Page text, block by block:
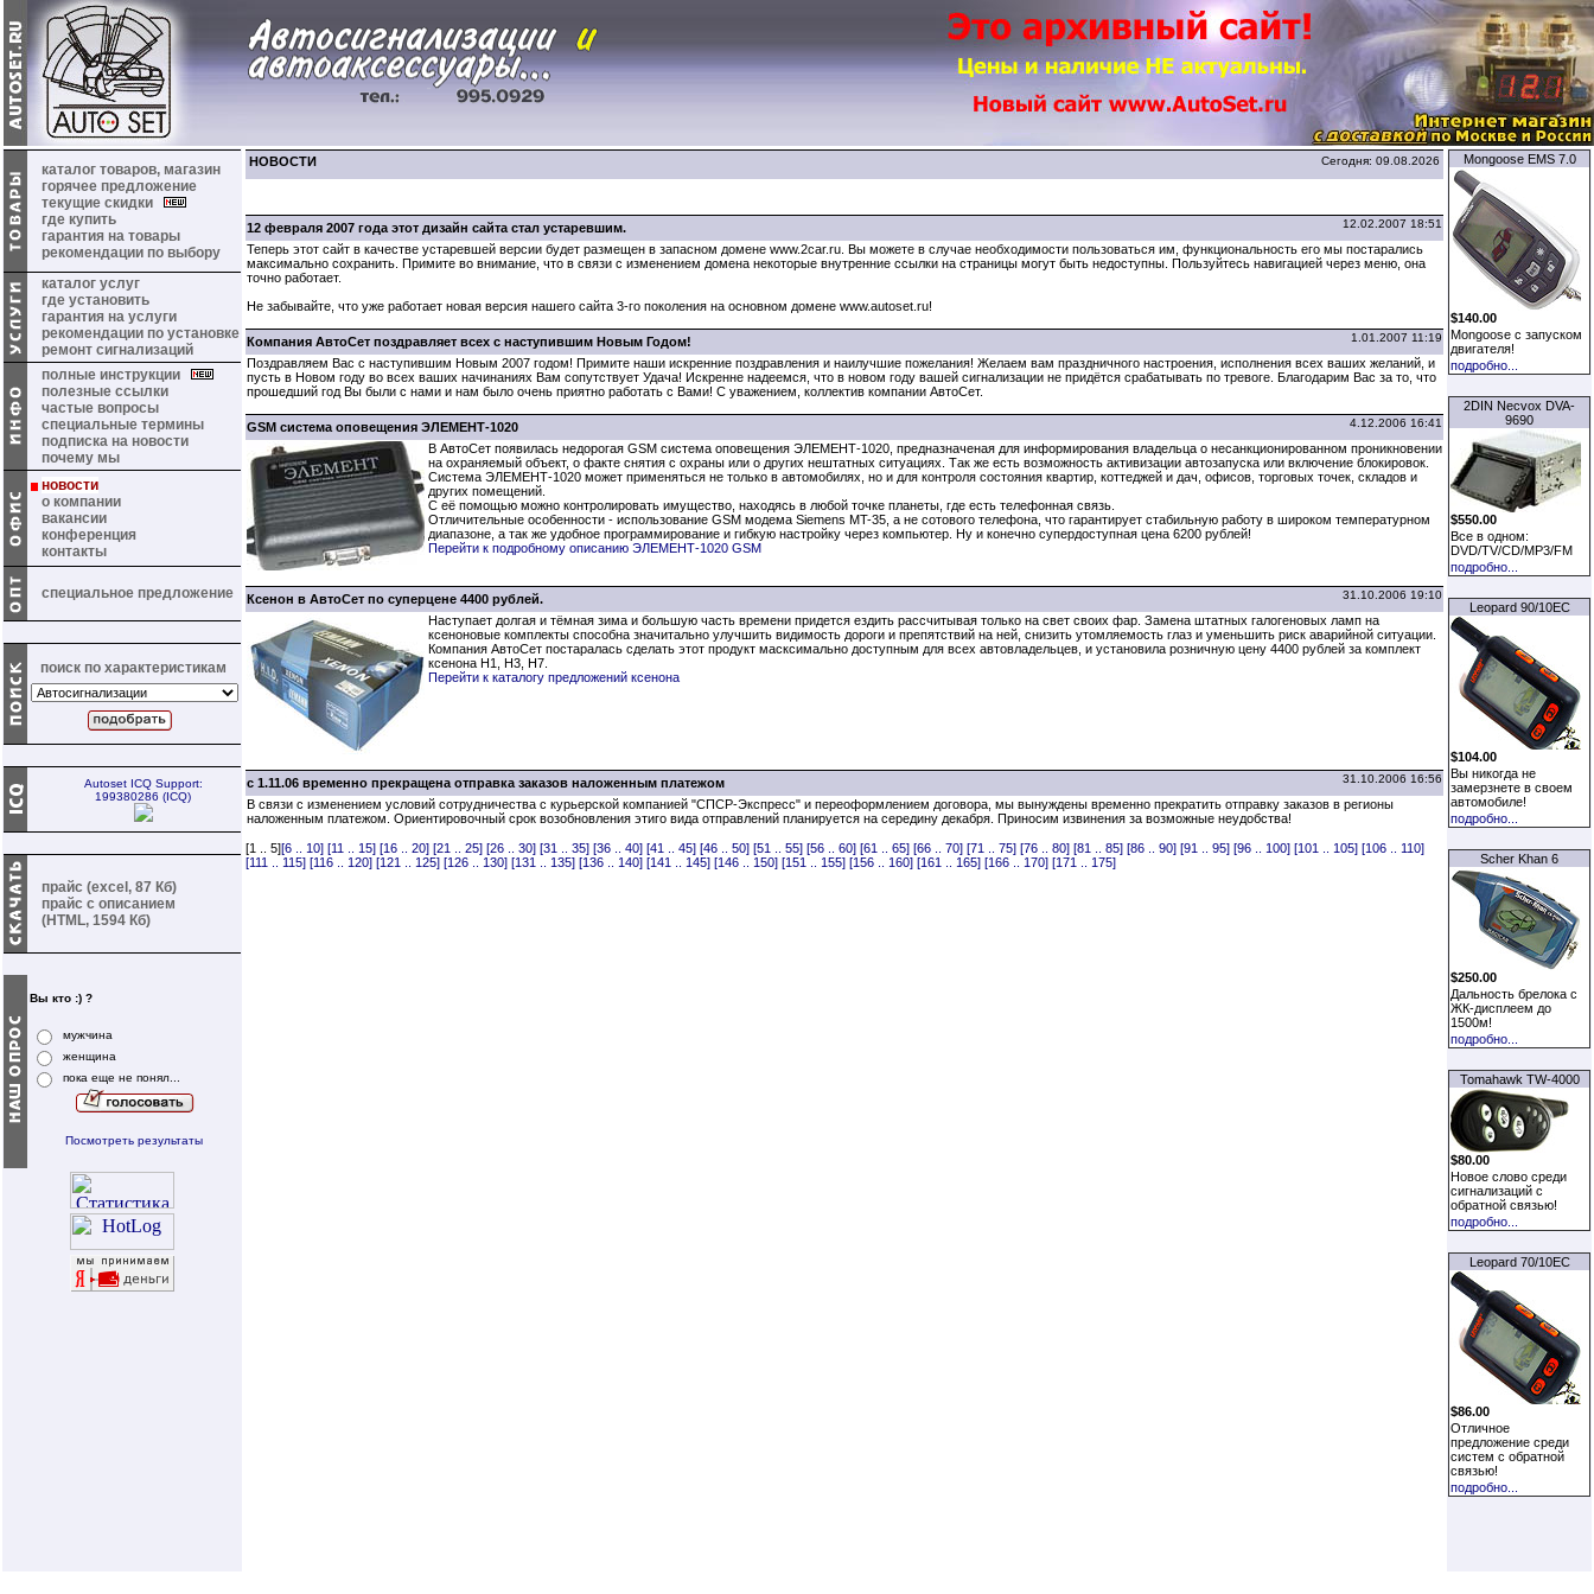
каталог товаров, магазин
горячее предложение
текущие скидки
где купить
гарантия на товары
рекомендации по выбору
каталог услуг
где установить
гарантия на услуги
рекомендации по установке
ремонт сигнализаций
полные инструкции
полезные ссылки
частые вопросы
специальные термины
подписка на новости
почему мы
новости
о компании
вакансии
конференция
контакты
специальное предложение
поиск по характеристикам
Autoset ICQ Support:
199380286 (ICQ)
прайс (excel, 87 Кб)
прайс с описанием
(HTML, 1594 Кб)
Вы кто :) ?
мужчина
женщина
пока еще не понял...
Посмотреть результаты
НОВОСТИ Сегодня: 09.08.2026
12 февраля 2007 года этот дизайн сайта стал устаревшим. 12.02.2007 18:51
Теперь этот сайт в качестве устаревшей версии будет размещен в запасном домене www.2car.ru. Вы можете в случае необходимости пользоваться им, функциональность его мы постарались
максимально сохранить. Примите во внимание, что в связи с изменением домена некоторые внутренние ссылки на страницы могут быть недоступны. Пользуйтесь навигацией через меню, она
точно работает.
Не забывайте, что уже работает новая версия нашего сайта 3-го поколения на основном домене www.autoset.ru!
Компания АвтоСет поздравляет всех с наступившим Новым Годом! 1.01.2007 11:19
Поздравляем Вас с наступившим Новым 2007 годом! Примите наши искренние поздравления и наилучшие пожелания! Желаем вам праздничного настроения, исполнения всех ваших желаний, и
пусть в Новом году во всех ваших начинаниях Вам сопутствует Удача! Искренне надеемся, что в новом году вашей сигнализации не придётся срабатывать по тревоге. Благодарим Вас за то, что
прошедший год Вы были с нами и нам было очень приятно работать с Вами! С уважением, коллектив компании АвтоСет.
GSM система оповещения ЭЛЕМЕНТ-1020 4.12.2006 16:41
В АвтоСет появилась недорогая GSM система оповещения ЭЛЕМЕНТ-1020, предназначеная для информирования владельца о несанкционированном проникновении
на охраняемый объект, о факте снятия с охраны или о других нештатных ситуациях. Так же есть возможность активизации автозапуска или включение блокировок.
Система ЭЛЕМЕНТ-1020 может применяться не только в автомобилях, но и для контроля состояния квартир, коттеджей и дач, офисов, торговых точек, складов и
других помещений.
С её помощью можно контролировать имущество, находясь в любой точке планеты, где есть телефонная связь.
Отличительные особенности - использование GSM модема Siemens MT-35, а не сотового телефона, что гарантирует стабильную работу в широком температурном
диапазоне, а так же удобное программирование и гибкую настройку через компьютер. Ну и конечно супердоступная цена 6200 рублей!
Перейти к подробному описанию ЭЛЕМЕНТ-1020 GSM
Ксенон в АвтоСет по суперцене 4400 рублей. 31.10.2006 19:10
Наступает долгая и тёмная зима и большую часть времени придется ездить рассчитывая только на свет своих фар. Замена штатных галогеновых ламп на
ксеноновые комплекты способна значитально улучшить видимость дороги и препятствий на ней, снизить утомляемость глаз и уменьшить риск аварийной ситуации.
Компания АвтоСет постаралась сделать этот продукт масксимально доступным для всех автовладельцев, и установила розничную цену 4400 рублей за комплект
ксенона Н1, Н3, Н7.
Перейти к каталогу предложений ксенона
с 1.11.06 временно прекращена отправка заказов наложенным платежом 31.10.2006 16:56
В связи с изменением условий сотрудничества с курьерской компанией "СПСР-Экспресс" и переоформлением договора, мы вынуждены временно прекратить отправку заказов в регионы
наложенным платежом. Ориентировочный срок возобновления этиго вида отправлений планируется на середину декабря. Приносим извинения за возможные неудобства!
[1 .. 5][6 .. 10] [11 .. 15] [16 .. 20] [21 .. 25] [26 .. 30] [31 .. 35] [36 .. 40] [41 .. 45] [46 .. 50] [51 .. 55] [56 .. 60] [61 .. 65] [66 .. 70] [71 .. 75] [76 .. 80] [81 .. 85] [86 .. 90] [91 .. 95] [96 .. 100] [101 .. 105] [106 .. 110]
[111 .. 115] [116 .. 120] [121 .. 125] [126 .. 130] [131 .. 135] [136 .. 140] [141 .. 145] [146 .. 150] [151 .. 155] [156 .. 160] [161 .. 165] [166 .. 170] [171 .. 175]
Mongoose EMS 7.0
$140.00
Mongoose с запуском
двигателя!
подробно...
2DIN Necvox DVA-
9690
$550.00
Все в одном:
DVD/TV/CD/MP3/FM
подробно...
Leopard 90/10EC
$104.00
Вы никогда не
замерзнете в своем
автомобиле!
подробно...
Scher Khan 6
$250.00
Дальность брелока с
ЖК-дисплеем до
1500м!
подробно...
Tomahawk TW-4000
$80.00
Новое слово среди
сигнализаций с
обратной связью!
подробно...
Leopard 70/10EC
$86.00
Отличное
предложение среди
систем с обратной
связью!
подробно...